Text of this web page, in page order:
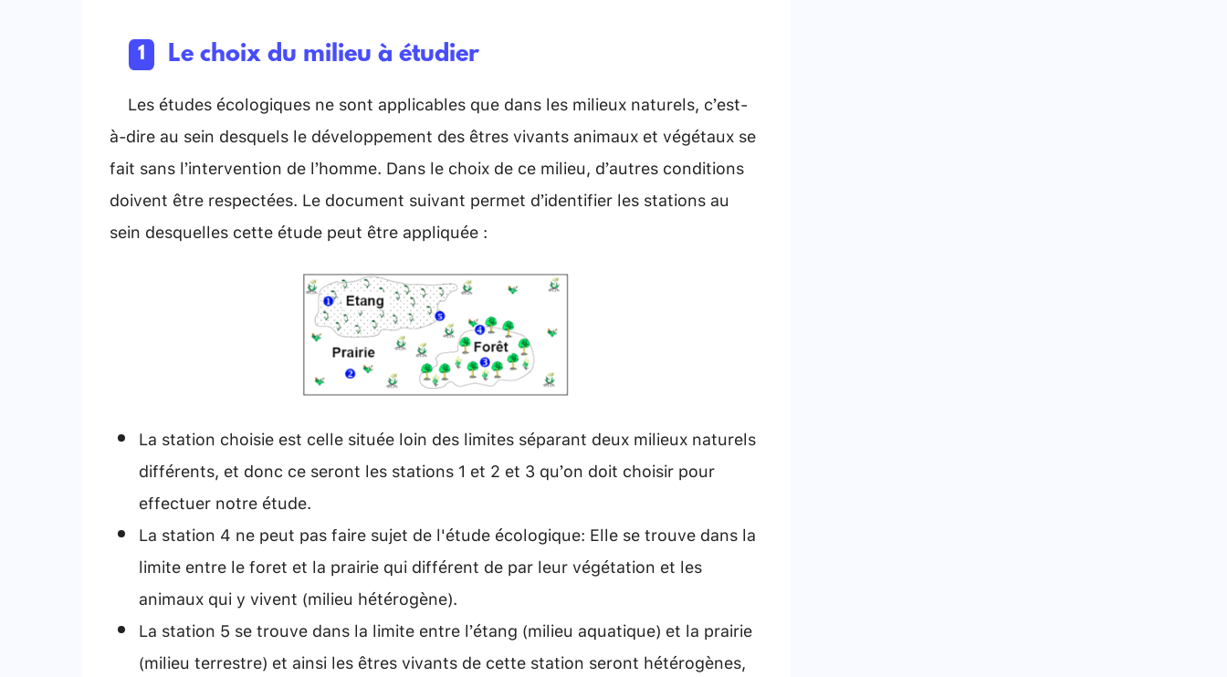
Le choix du milieu à étudier
Les études écologiques ne sont applicables que dans les milieux naturels, c’est-
à-dire au sein desquels le développement des êtres vivants animaux et végétaux se
fait sans l’intervention de l’homme. Dans le choix de ce milieu, d’autres conditions
doivent être respectées. Le document suivant permet d’identifier les stations au
sein desquelles cette étude peut être appliquée :
La station choisie est celle située loin des limites séparant deux milieux naturels
différents, et donc ce seront les stations 1 et 2 et 3 qu’on doit choisir pour
effectuer notre étude.
La station 4 ne peut pas faire sujet de l'étude écologique: Elle se trouve dans la
limite entre le foret et la prairie qui différent de par leur végétation et les
animaux qui y vivent (milieu hétérogène).
La station 5 se trouve dans la limite entre l’étang (milieu aquatique) et la prairie
(milieu terrestre) et ainsi les êtres vivants de cette station seront hétérogènes,